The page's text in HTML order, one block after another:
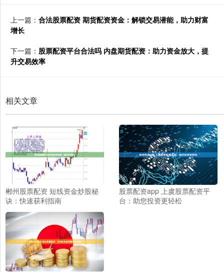
上一篇： 合法股票配资 期货配资资金：解锁交易潜能，助力财富
增长
下一篇： 股票配资平台合法吗 内盘期货配资：助力资金放大，提
升交易效率
相关文章
郴州股票配资 短线资金炒股秘
诀：快速获利指南
股票配资app 上虞股票配资平
台：助您投资更轻松